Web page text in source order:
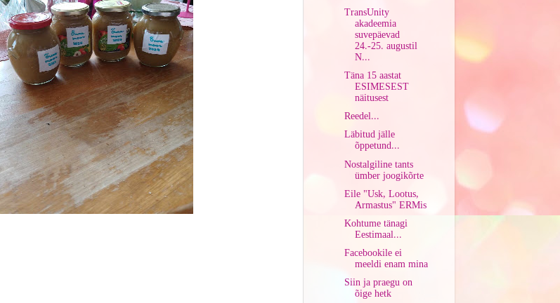
TransUnity
akadeemia
suvepäevad
24.-25. augustil
N...
Täna 15 aastat
ESIMESEST
näitusest
Reedel...
Läbitud jälle
õppetund...
Nostalgiline tants
ümber joogikõrte
Eile "Usk, Lootus,
Armastus" ERMis
Kohtume tänagi
Eestimaal...
Facebookile ei
meeldi enam mina
Siin ja praegu on
õige hetk